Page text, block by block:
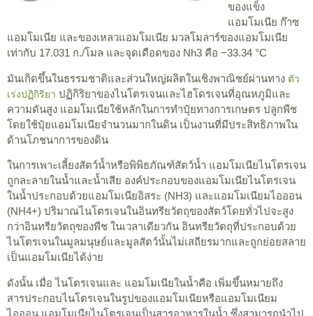
ของแข็ง
แอมโมเนีย ก๊าซ
แอมโมเนีย และของเหลวแอมโมเนีย มวลโมลาร์ของแอมโมเนีย
เท่ากับ 17.031 ก./โมล และจุดเดือดของ Nh3 คือ −33.34 °C
มันเกิดขึ้นในธรรมชาติและส่วนใหญ่ผลิตในเชิงพาณิชย์ผ่านทาง ตัว
เร่งปฏิกิริยา ปฏิกิริยาของไนโตรเจนและไฮโดรเจนที่อุณหภูมิและ
ความดันสูง แอมโมเนียใช้หลักในการทำปุ๋ยทางการเกษตร ปลูกพืช
โดยใช้ปุ๋ยแอมโมเนียจำนวนมากในดิน เป็นงานที่มีประสิทธิภาพใน
ด้านโภชนาการของดิน
ในการเพาะเลี้ยงสัตว์น้ำหรือพิพิธภัณฑ์สัตว์น้ำ แอมโมเนียไนโตรเจน
ถูกละลายในน้ำและน้ำเสีย องค์ประกอบของแอมโมเนียไนโตรเจน
ในน้ำประกอบด้วยแอมโมเนียอิสระ (NH3) และแอมโมเนียมไอออน
(NH4+) ปริมาณไนโตรเจนในอินทรียวัตถุของสัตว์โดยทั่วไปจะสูง
กว่าอินทรียวัตถุของพืช ในเวลาเดียวกัน อินทรียวัตถุที่ประกอบด้วย
ไนโตรเจนในมูลมนุษย์และมูลสัตว์นั้นไม่เสถียรมากและถูกย่อยสลาย
เป็นแอมโมเนียได้ง่าย
ดังนั้น เมื่อไนโตรเจนและ แอมโมเนียในน้ำคือ เพิ่มขึ้นหมายถึง
สารประกอบไนโตรเจนในรูปของแอมโมเนียหรือแอมโมเนียม
ไอออน แอมโมเนียไนโตรเจนเป็นสารอาหารในน้ำ ซึ่งสามารถนำไป